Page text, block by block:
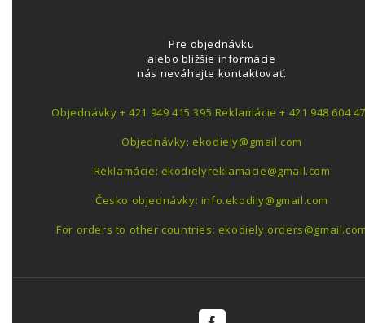
Pre objednávku
alebo bližšie informácie
nás neváhajte kontaktovať.
Objednávky + 421 949 415 395 Reklamácie + 421 948 604
Objednávky: ekodiely@gmail.com
Reklamácie: ekodielyreklamacie@gmail.com
Česko objednávky: info.ekodily@gmail.com
For orders to other countries: